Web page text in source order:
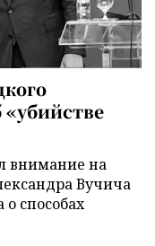
«убийстве
внимание на
Вучича
способах